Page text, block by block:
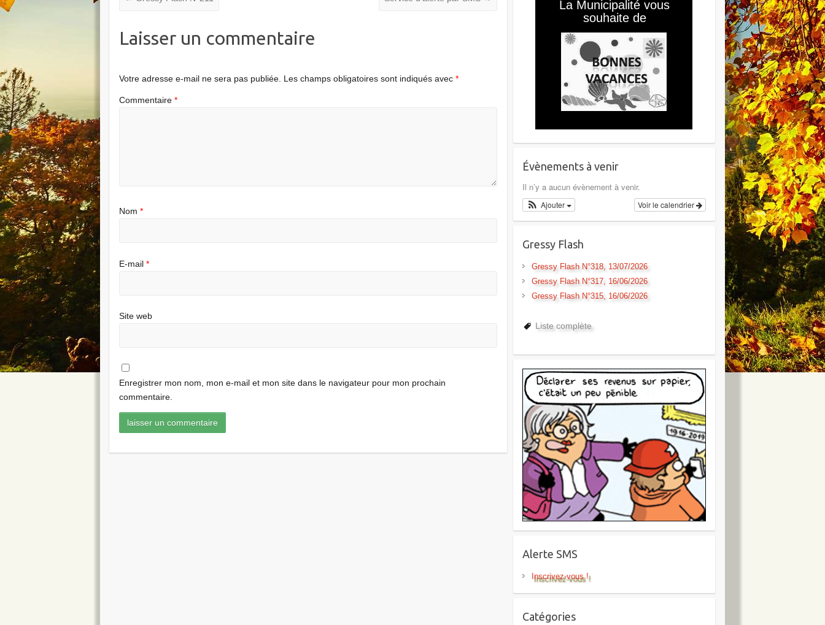
Laisser un commentaire
Votre adresse e-mail ne sera pas publiée. Les champs obligatoires sont indiqués avec*
Commentaire*
Nom*
E-mail*
Site web
Enregistrer mon nom, mon e-mail et mon site dans le navigateur pour mon prochain
commentaire.
Évènements à venir
Il n’y a aucun évènement à venir.
Voir le calendrier
Ajouter
Gressy Flash
Gressy Flash N°318, 13/07/2026
Gressy Flash N°317, 16/06/2026
Gressy Flash N°315, 16/06/2026
Liste complète
Alerte SMS
Inscrivez-vous !
Catégories